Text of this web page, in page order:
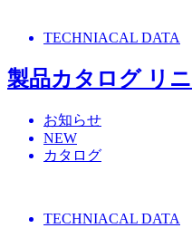
TECHNIACAL DATA
製品カタログ リ
お知らせ
NEW
カタログ
TECHNIACAL DATA